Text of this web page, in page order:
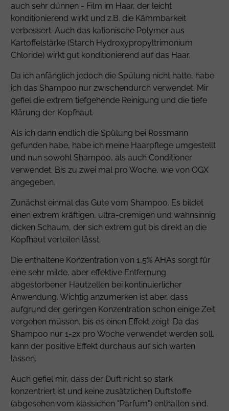
auch sehr dünnen - Film im Haar, der leicht
konditionierend wirkt und z.B. die Kämmbarkeit
verbessert. Auch das kationische Polymer aus
Kartoffelstärke (Starch Hydroxypropyltrimonium
Chloride) wirkt gut konditionierend auf das Haar.
Da ich anfänglich jedoch die Spülung nicht hatte, habe
ich das Shampoo nur zwischendurch verwendet. Mir
gefiel die extrem tiefgehende Reinigung und die tiefe
Klärung der Kopfhaut.
Als ich dann endlich die Spülung bei Rossmann
gefunden habe, habe ich meine Haarpflege umgestellt
und nun sowohl Shampoo, als auch Conditioner
verwendet. Bis zu zwei mal pro Woche, wie von OGX
angegeben.
Zunächst einmal das Gute vom Shampoo. Es bildet
einen extrem kräftigen, ultra-cremigen und wahnsinnig
dicken Schaum, der sich extrem gut bis direkt an die
Kopfhaut verteilen lässt.
Die enthaltene Konzentration von 1,5% AHAs sorgt für
eine sehr milde, aber effektive Entfernung
abgestorbener Hautzellen bei kontinuierlicher
Anwendung. Wichtig anzumerken ist aber, dass
aufgrund der geringen Konzentration schon einige Zeit
vergehen müssen, bis es einen Effekt zeigt. Da das
Shampoo nur 1-2x pro Woche verwendet werden soll,
kann der positive Effekt durchaus auf sich warten
lassen.
Auch gefiel mir, dass der Duft nicht so stark
konzentriert ist und keine zusätzlichen Duftstoffe
(abgesehen vom klassichen "Parfum") enthalten sind.